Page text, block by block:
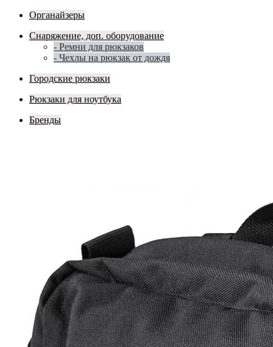
Органайзеры
Снаряжение, доп. оборудование
- Ремни для рюкзаков
- Чехлы на рюкзак от дождя
Городские рюкзаки
Рюкзаки для ноутбука
Бренды